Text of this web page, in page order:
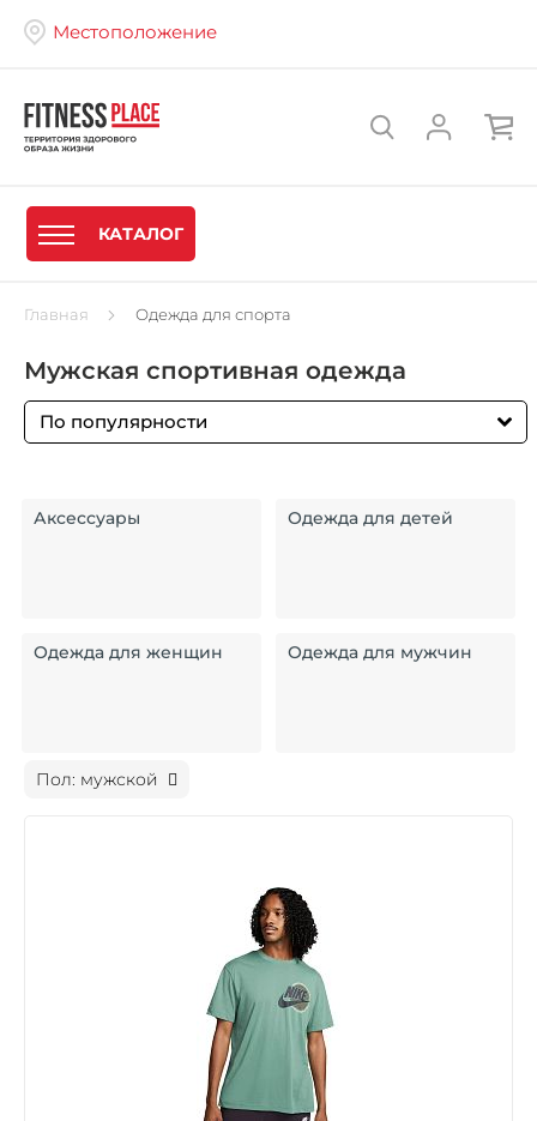
Местоположение
КАТАЛОГ
Главная Одежда для спорта
Мужская спортивная одежда
По популярности
Аксессуары Одежда для детей
Одежда для женщин Одежда для мужчин
Пол: мужской